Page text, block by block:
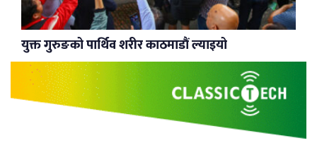
युक्त गुरुङको पार्थिव शरीर काठमाडौं ल्याइयो